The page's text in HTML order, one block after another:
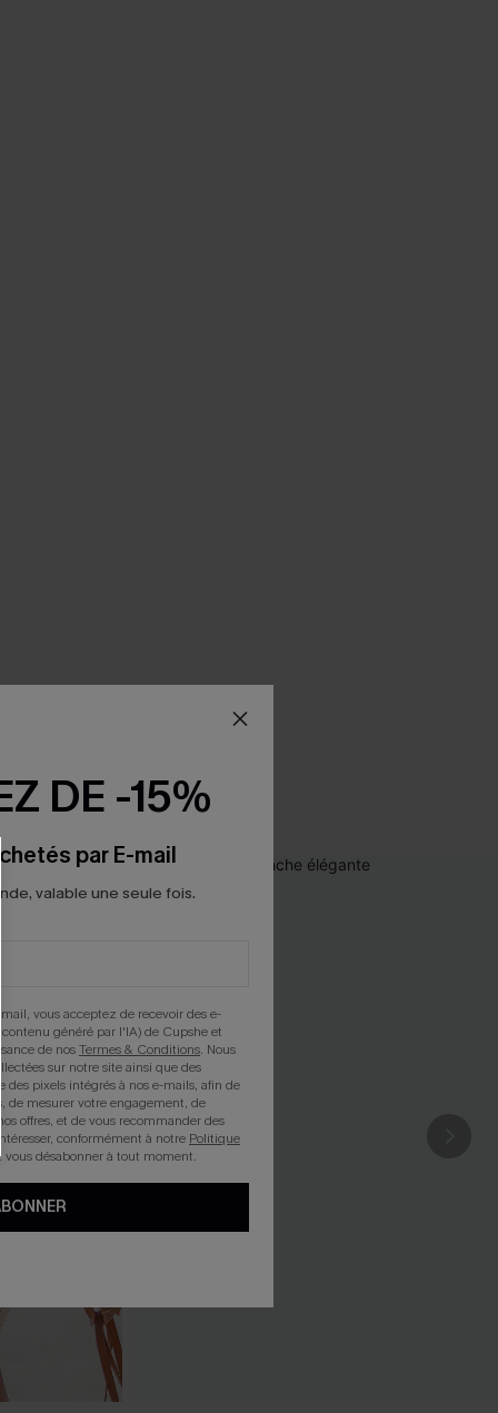
DE -15%
par E-mail
valable une seule fois.
vous acceptez de recevoir des e-
généré par l'IA) de Cupshe et
de nosTermes & Conditions. Nous
sur notre site ainsi que des
des pixels intégrés à nos e-mails, afin de
de mesurer votre engagement, de
offres, et de vous recommander des
conformément à notre Politique
vous désabonner à tout moment.